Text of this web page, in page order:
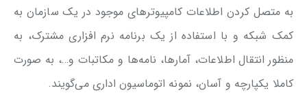
به متصل کردن اطلاعات کامپیوترهای موجود در یک سازمان به
کمک شبکه و با استفاده از یک برنامه نرم افزاری مشترک، به
منظور انتقال اطلاعات، آمارها، نامه‌ها و مکاتبات و…، به صورت
کاملا یکپارچه و آسان، نمونه اتوماسیون اداری می‌گویند.